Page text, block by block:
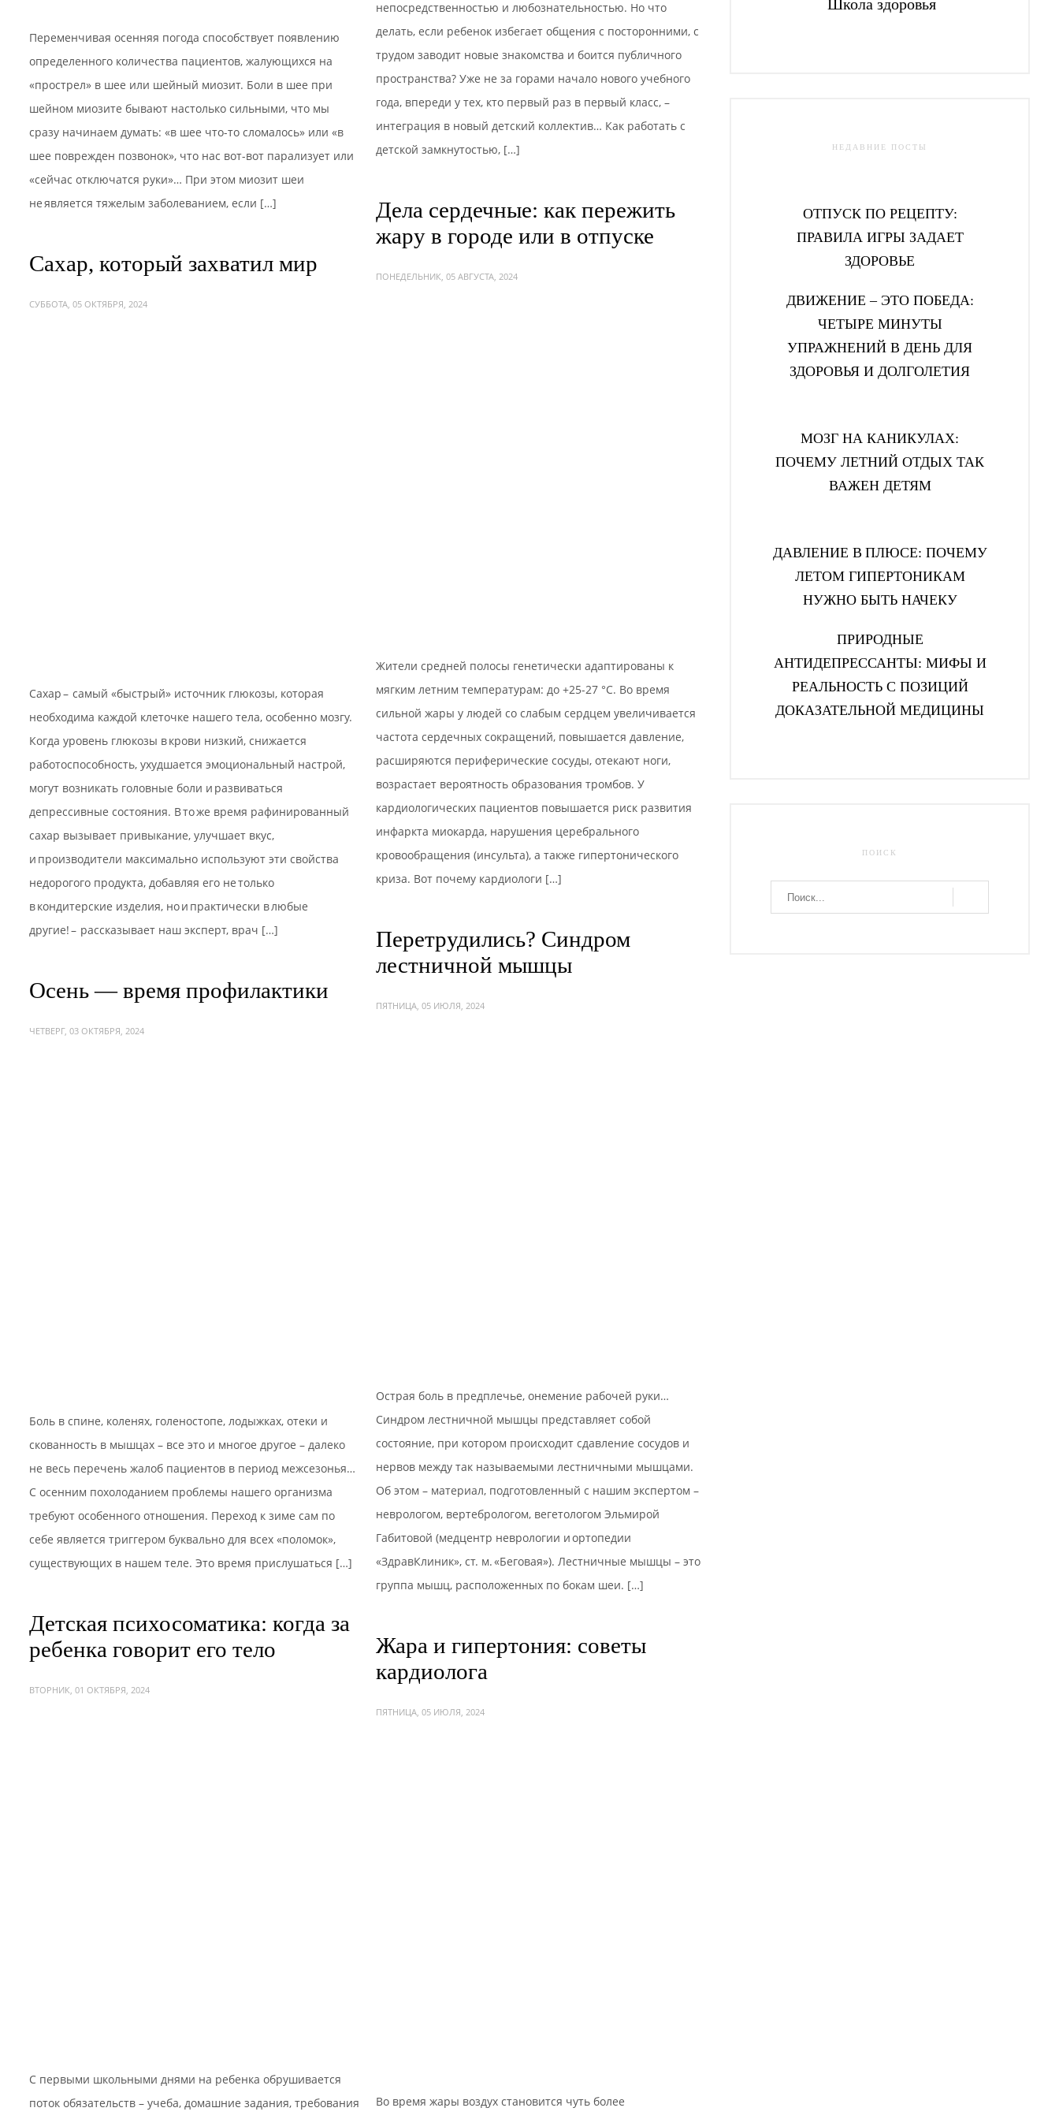
Переменчивая осенняя погода способствует появлению
определенного количества пациентов, жалующихся на
«прострел» в шее или шейный миозит. Боли в шее при
шейном миозите бывают настолько сильными, что мы
сразу начинаем думать: «в шее что-то сломалось» или «в
шее поврежден позвонок», что нас вот-вот парализует или
«сейчас отключатся руки»… При этом миозит шеи
не является тяжелым заболеванием, если […]
Сахар, который захватил мир
СУББОТА, 05 ОКТЯБРЯ, 2024
Сахар – самый «быстрый» источник глюкозы, которая
необходима каждой клеточке нашего тела, особенно мозгу.
Когда уровень глюкозы в крови низкий, снижается
работоспособность, ухудшается эмоциональный настрой,
могут возникать головные боли и развиваться
депрессивные состояния. В то же время рафинированный
сахар вызывает привыкание, улучшает вкус,
и производители максимально используют эти свойства
недорогого продукта, добавляя его не только
в кондитерские изделия, но и практически в любые
другие! – рассказывает наш эксперт, врач […]
Осень — время профилактики
ЧЕТВЕРГ, 03 ОКТЯБРЯ, 2024
Боль в спине, коленях, голеностопе, лодыжках, отеки и
скованность в мышцах – все это и многое другое – далеко
не весь перечень жалоб пациентов в период межсезонья…
С осенним похолоданием проблемы нашего организма
требуют особенного отношения. Переход к зиме сам по
себе является триггером буквально для всех «поломок»,
существующих в нашем теле. Это время прислушаться […]
Детская психосоматика: когда за
ребенка говорит его тело
ВТОРНИК, 01 ОКТЯБРЯ, 2024
С первыми школьными днями на ребенка обрушивается
поток обязательств – учеба, домашние задания, требования
непосредственностью и любознательностью. Но что
делать, если ребенок избегает общения с посторонними, с
трудом заводит новые знакомства и боится публичного
пространства? Уже не за горами начало нового учебного
года, впереди у тех, кто первый раз в первый класс, –
интеграция в новый детский коллектив… Как работать с
детской замкнутостью, […]
Дела сердечные: как пережить
жару в городе или в отпуске
ПОНЕДЕЛЬНИК, 05 АВГУСТА, 2024
Жители средней полосы генетически адаптированы к
мягким летним температурам: до +25-27 °С. Во время
сильной жары у людей со слабым сердцем увеличивается
частота сердечных сокращений, повышается давление,
расширяются периферические сосуды, отекают ноги,
возрастает вероятность образования тромбов. У
кардиологических пациентов повышается риск развития
инфаркта миокарда, нарушения церебрального
кровообращения (инсульта), а также гипертонического
криза. Вот почему кардиологи […]
Перетрудились? Синдром
лестничной мышцы
ПЯТНИЦА, 05 ИЮЛЯ, 2024
Острая боль в предплечье, онемение рабочей руки…
Синдром лестничной мышцы представляет собой
состояние, при котором происходит сдавление сосудов и
нервов между так называемыми лестничными мышцами.
Об этом – материал, подготовленный с нашим экспертом –
неврологом, вертебрологом, вегетологом Эльмирой
Габитовой (медцентр неврологии и ортопедии
«ЗдравКлиник», ст. м. «Беговая»). Лестничные мышцы – это
группа мышц, расположенных по бокам шеи. […]
Жара и гипертония: советы
кардиолога
ПЯТНИЦА, 05 ИЮЛЯ, 2024
Во время жары воздух становится чуть более
Школа здоровья
НЕДАВНИЕ ПОСТЫ
ОТПУСК ПО РЕЦЕПТУ:
ПРАВИЛА ИГРЫ ЗАДАЕТ
ЗДОРОВЬЕ
ДВИЖЕНИЕ – ЭТО ПОБЕДА:
ЧЕТЫРЕ МИНУТЫ
УПРАЖНЕНИЙ В ДЕНЬ ДЛЯ
ЗДОРОВЬЯ И ДОЛГОЛЕТИЯ
МОЗГ НА КАНИКУЛАХ:
ПОЧЕМУ ЛЕТНИЙ ОТДЫХ ТАК
ВАЖЕН ДЕТЯМ
ДАВЛЕНИЕ В ПЛЮСЕ: ПОЧЕМУ
ЛЕТОМ ГИПЕРТОНИКАМ
НУЖНО БЫТЬ НАЧЕКУ
ПРИРОДНЫЕ
АНТИДЕПРЕССАНТЫ: МИФЫ И
РЕАЛЬНОСТЬ С ПОЗИЦИЙ
ДОКАЗАТЕЛЬНОЙ МЕДИЦИНЫ
ПОИСК